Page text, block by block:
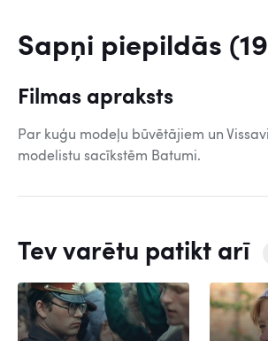
Sapņi piepildās
Filmas apraksts
Par kuģu modeļu būvētājiem un
modelistu sacīkstēm Batumi.
Tev varētu patikt arī